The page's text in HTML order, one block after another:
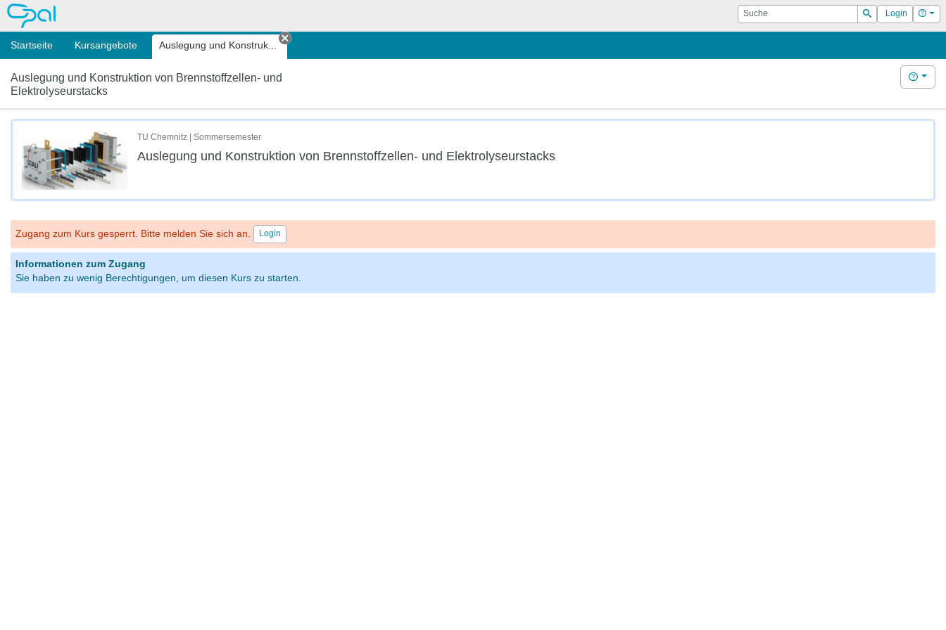
OPAL Suche
Suchen
Login Hilfe
Startseite Kursangebote Auslegung und Konstruk...
Tab schließen
Auslegung und Konstruktion von Brennstoffzellen- und
Elektrolyseurstacks
Hilfe
TU Chemnitz | Sommersemester
Auslegung und Konstruktion von Brennstoffzellen- und Elektrolyseurstacks
Zugang zum Kurs gesperrt. Bitte melden Sie sich an. Login
Informationen zum Zugang
Sie haben zu wenig Berechtigungen, um diesen Kurs zu starten.